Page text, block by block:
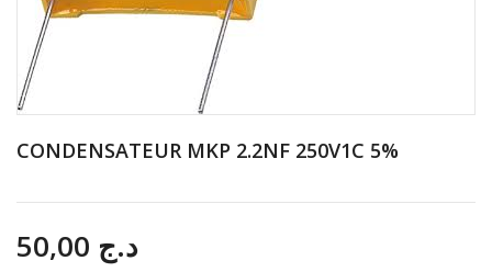
CONDENSATEUR MKP 2.2NF 250V1C 5%
د.ج